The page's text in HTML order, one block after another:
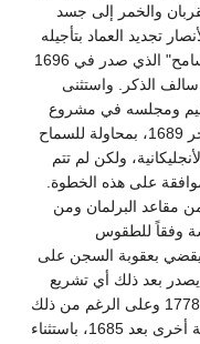
والخمر إلى جسد
تجديد العماد بتأجيله
إلى سن البلوغ. وبمقتضى "قانون تثبيت التسامح" الذي صدر في 1696
الذكر. واستثنى
وليم ومجلسه في مشروع
"قانون التسامح الشامل" الذي قدم في أواخر 1689، بمحاولة للسماح
ولكن لم تتم
على هذه الخطوة.
مقاعد البرلمان ومن
وفقاً للطقوس
العمل بقانون يقضي بعقوبة السجن على
بعد ذلك أي تشريع
بالتوسع في الحرية الدينية في إنجلترا حتى 1778 وعلى الرغم من ذلك
كان التسامح هنا أكبر منه في أية دولة أوربية أخرى بعد 1685، باستثناء